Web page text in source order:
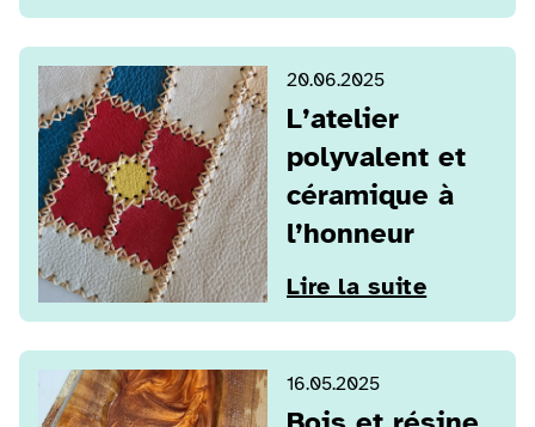
20.06.2025
L’atelier
polyvalent et
céramique à
l’honneur
Lire la suite
16.05.2025